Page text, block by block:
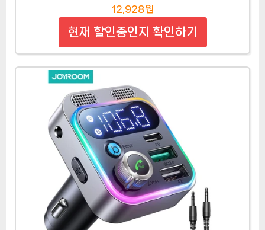
12,928원
현재 할인중인지 확인하기